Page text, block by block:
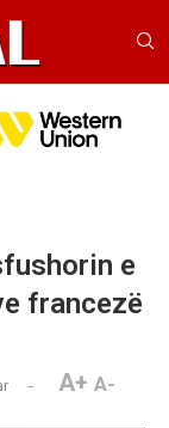
e
francezë
A+ A-